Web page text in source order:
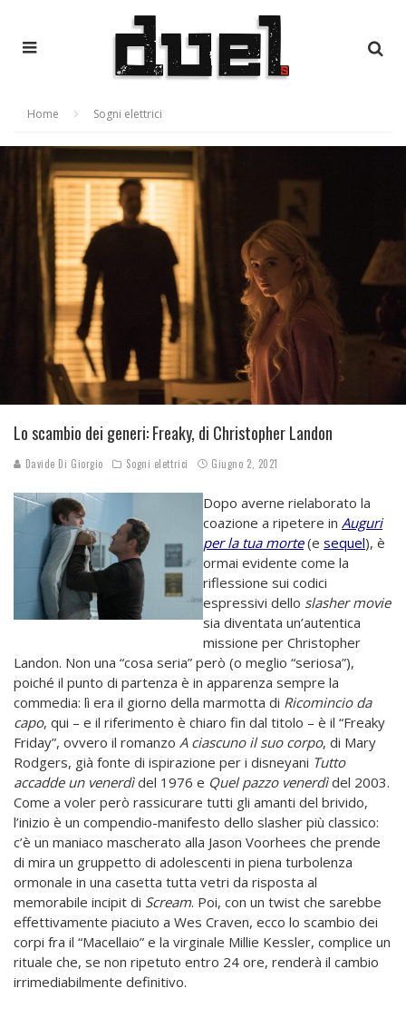
Home Sogni elettrici
Lo scambio dei generi: Freaky, di Christopher Landon
Davide Di Giorgio Sogni elettrici Giugno 2, 2021
Dopo averne rielaborato la
coazione a ripetere in Auguri
per la tua morte(e sequel), è
ormai evidente come la
riflessione sui codici
espressivi dello slasher movie
sia diventata un’autentica
missione per Christopher
Landon. Non una “cosa seria” però (o meglio “seriosa”),
poiché il punto di partenza è in apparenza sempre la
commedia: lì era il giorno della marmotta di Ricomincio da
capo, qui – e il riferimento è chiaro fin dal titolo – è il “Freaky
Friday”, ovvero il romanzo A ciascuno il suo corpo, di Mary
Rodgers, già fonte di ispirazione per i disneyani Tutto
accadde un venerdìdel 1976 e Quel pazzo venerdìdel 2003.
Come a voler però rassicurare tutti gli amanti del brivido,
l’inizio è un compendio-manifesto dello slasher più classico:
c’è un maniaco mascherato alla Jason Voorhees che prende
di mira un gruppetto di adolescenti in piena turbolenza
ormonale in una casetta tutta vetri da risposta al
memorabile incipit di Scream. Poi, con un twist che sarebbe
effettivamente piaciuto a Wes Craven, ecco lo scambio dei
corpi fra il “Macellaio” e la virginale Millie Kessler, complice un
rituale che, se non ripetuto entro 24 ore, renderà il cambio
irrimediabilmente definitivo.